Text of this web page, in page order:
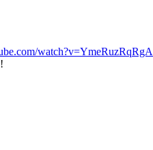
watch?v=YmeRuzRqRgA